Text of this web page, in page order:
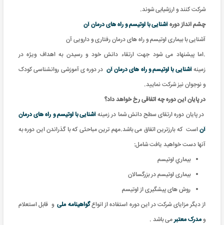
شرکت کنند و ارزشیابی شوند.
چشم انداز دورهآشنایی با اوتیسم و راه های درمان آن
آشنایی با بیماری اوتیسم و راه های درمان رفتاری و دارویی آن
.اما پیشنهاد می شود جهت ارتقاء دانش خود و رسیدن به اهداف ویژه در
زمینهآشنایی با اوتیسم و راه های درمان آن در دوره ی آموزشی روانشناسی کودک
و نوجوان نیز شرکت نمایید.
در پایان این دوره چه اتفاقی رخ خواهد داد؟
در پایان دوره ارتقای سطح دانش شما در زمینهآشنایی با اوتیسم و راه های درمان
آناست که بارزترین اتفاق می باشد.مهم ترین مباحثی که با گذراندن این دوره به
آنها دست خواهید یافت شامل:
بيماري اوتیسم
بیماری اوتیسم در بزرگسالان
روش های پیشگیری از اوتیسم
از دیگر مزایای شرکت در این دوره استفاده از انواعگواهینامه ملیو قابل استعلام
ومدرک معتبرمی باشد .